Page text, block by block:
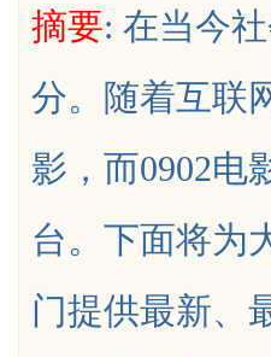
uz
摘要: 在当今
分。随着互联
影，而0902电
台。下面将为
门提供最新、